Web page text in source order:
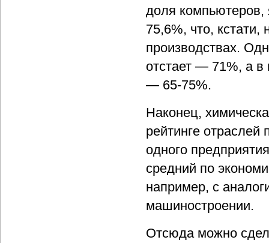
доля
75,6%, что, кстати,
производствах.
отстает — 71%, а в
— 65-75%.
Наконец,
рейтинге
одного
средний по
например, с
машиностроении.
Отсюда можно